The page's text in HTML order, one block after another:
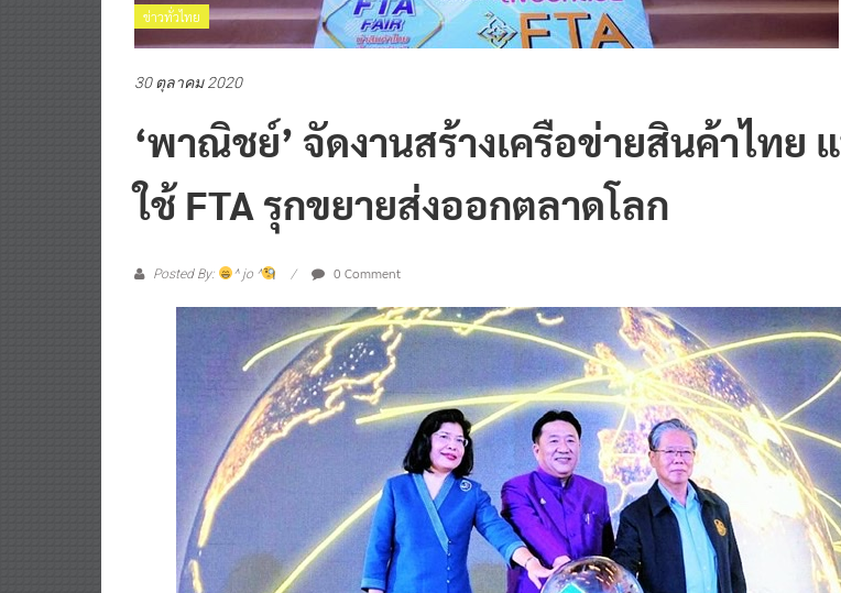
ข่าวทั่วไทย
30 ตุลาคม 2020
‘พาณิชย์’ จัดงานสร้างเครือข่ายสินค้าไทย
ใช้ FTA รุกขยายส่งออกตลาดโลก
Posted By: ^ jo ^ 0 Comment